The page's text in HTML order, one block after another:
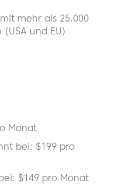
mehr als 25.000
und EU)
Monat
bei: $199 pro
$149 pro Monat